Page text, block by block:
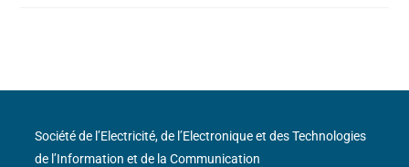
Société de l’Electricité, de l’Electronique et des Technologies
de l’Information et de la Communication